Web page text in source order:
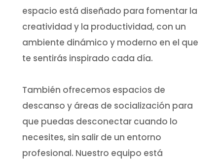
espacio está diseñado para fomentar la
creatividad y la productividad, con un
ambiente dinámico y moderno en el que
te sentirás inspirado cada día.
También ofrecemos espacios de
descanso y áreas de socialización para
que puedas desconectar cuando lo
necesites, sin salir de un entorno
profesional. Nuestro equipo está